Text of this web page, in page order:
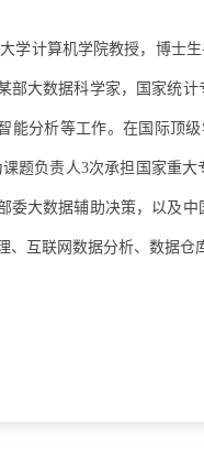
学计算机学院教授，博士
部大数据科学家，国家统
能分析等工作。在国际顶
课题负责人3次承担国家重
委大数据辅助决策，以及
、互联网数据分析、数据仓